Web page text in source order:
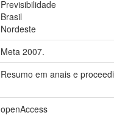
Previsibilidade
Brasil
Nordeste
Meta 2007.
Resumo em anais e
openAccess